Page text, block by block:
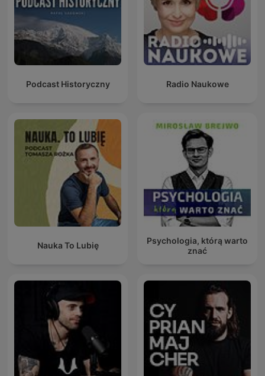
Podcast Historyczny Radio Naukowe
Nauka To Lubię
Psychologia, którą warto
znać